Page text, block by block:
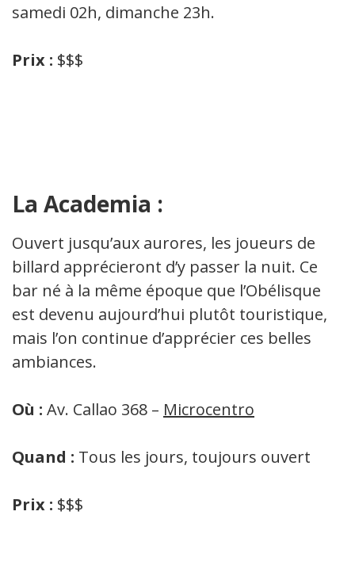
samedi 02h, dimanche 23h.
Prix : $$$
La Academia :
Ouvert jusqu’aux aurores, les joueurs de
billard apprécieront d’y passer la nuit. Ce
bar né à la même époque que l’Obélisque
est devenu aujourd’hui plutôt touristique,
mais l’on continue d’apprécier ces belles
ambiances.
Où : Av. Callao 368 – Microcentro
Quand : Tous les jours, toujours ouvert
Prix : $$$